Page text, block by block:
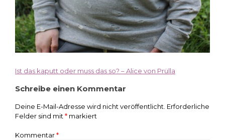
Beitragsnavigation
Ist das kaputt oder muss das so? – Alice von Prülla
Schreibe einen Kommentar
Deine E-Mail-Adresse wird nicht veröffentlicht. Erforderliche
Felder sind mit * markiert
Kommentar*